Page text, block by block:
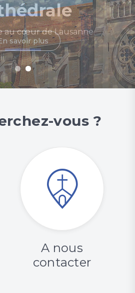
au cœur de Lausanne.
savoir plus
vous ?
A nous
contacter